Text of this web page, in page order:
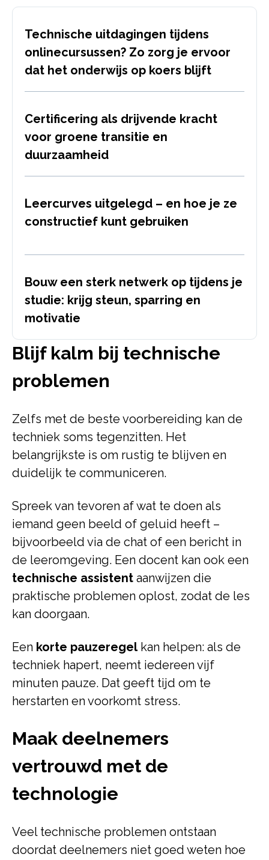
Technische uitdagingen tijdens
onlinecursussen? Zo zorg je ervoor
dat het onderwijs op koers blijft
Certificering als drijvende kracht
voor groene transitie en
duurzaamheid
Leercurves uitgelegd – en hoe je ze
constructief kunt gebruiken
Bouw een sterk netwerk op tijdens je
studie: krijg steun, sparring en
motivatie
Blijf kalm bij technische
problemen
Zelfs met de beste voorbereiding kan de
techniek soms tegenzitten. Het
belangrijkste is om rustig te blijven en
duidelijk te communiceren.
Spreek van tevoren af wat te doen als
iemand geen beeld of geluid heeft –
bijvoorbeeld via de chat of een bericht in
de leeromgeving. Een docent kan ook een
technische assistent aanwijzen die
praktische problemen oplost, zodat de les
kan doorgaan.
Een korte pauzeregelkan helpen: als de
techniek hapert, neemt iedereen vijf
minuten pauze. Dat geeft tijd om te
herstarten en voorkomt stress.
Maak deelnemers
vertrouwd met de
technologie
Veel technische problemen ontstaan
doordat deelnemers niet goed weten hoe